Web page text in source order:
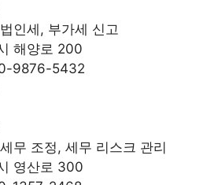
인세, 부가세 신고
해양로 200
9876-5432
무 조정, 세무 리스크 관리
영산로 300